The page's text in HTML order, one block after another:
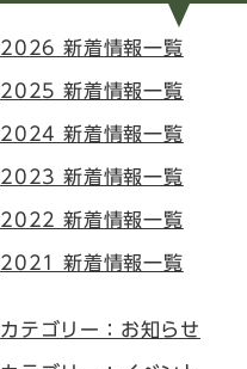
2026 新着情報一覧
2025 新着情報一覧
2024 新着情報一覧
2023 新着情報一覧
2022 新着情報一覧
2021 新着情報一覧
カテゴリー：お知らせ